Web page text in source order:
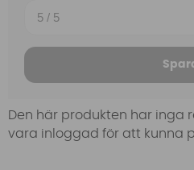
Den här produkten har inga
vara inloggad för att kunna